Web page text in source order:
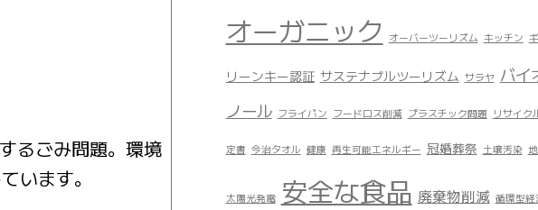
るごみ問題。環境
います。
オーガニック オーバーツーリズム キッチン
リーンキー認証 サステナブルツーリズム サラヤ バイ
ノール フライパン フードロス削減 プラスチック問題 リサイク
定書 今治タオル 健康 再生可能エネルギー 冠婚葬祭 土壌汚染
太陽光発電 安全な食品 廃棄物削減 循環型経